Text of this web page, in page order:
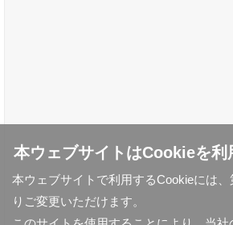
本ウェブサイトはCookieを利
本ウェブサイトで利用するCookieには
りご変更いただけます。